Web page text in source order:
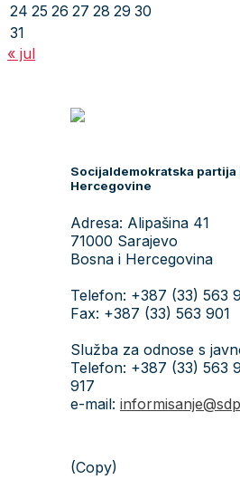
24 25 26 27 28 29 30
31
« jul
Socijaldemokratska partija
Hercegovine
Adresa: Alipašina 41
71000 Sarajevo
Bosna i Hercegovina
Telefon: +387 (33) 563
Fax: +387 (33) 563 901
Služba za odnose s
Telefon: +387 (33) 563
917
e-mail:
(Copy)